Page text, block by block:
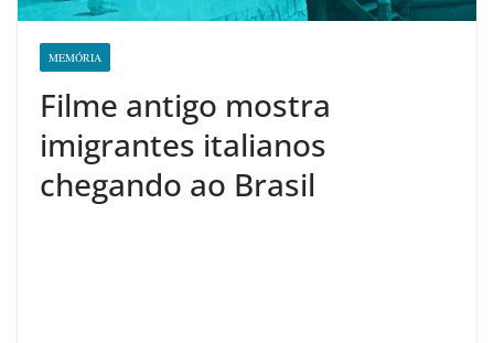
MEMÓRIA
Filme antigo mostra
imigrantes italianos
chegando ao Brasil